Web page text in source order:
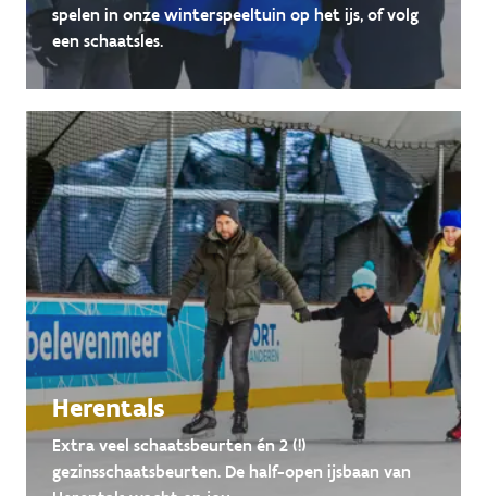
spelen in onze winterspeeltuin op het ijs, of volg
een schaatsles.
Herentals
Extra veel schaatsbeurten én 2 (!)
gezinsschaatsbeurten. De half-open ijsbaan van